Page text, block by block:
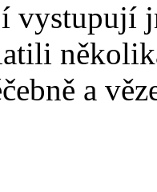
vystupují
a